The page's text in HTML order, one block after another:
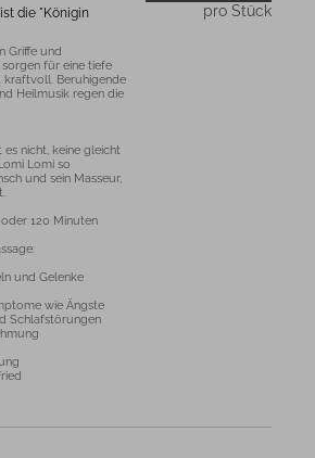
die "Königin
Griffe und
für eine tiefe
kraftvoll. Beruhigende
Heilmusik regen die
nicht, keine gleicht
Lomi so
und sein Masseur,
120 Minuten
und Gelenke
wie Ängste
Schlafstörungen
pro Stück